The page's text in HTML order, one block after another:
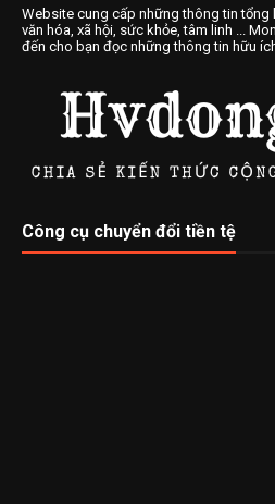
Website cung cấp những thông tin tổng
văn hóa, xã hội, sức khỏe, tâm linh ...
đến cho bạn đọc những thông tin hữu
Công cụ chuyển đổi tiền tệ